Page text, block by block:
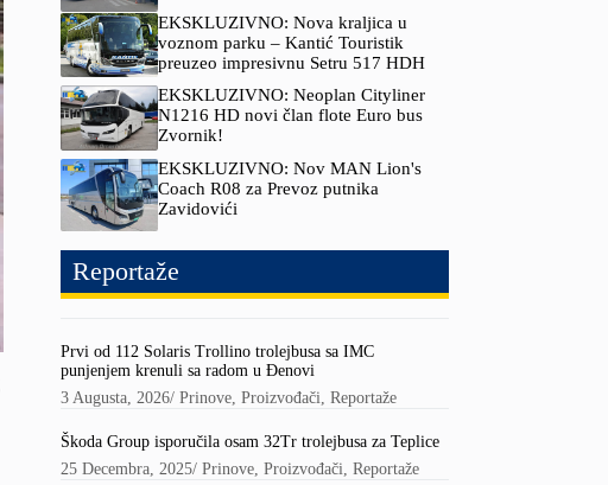
EKSKLUZIVNO: Nova kraljica u
voznom parku – Kantić Touristik
preuzeo impresivnu Setru 517 HDH
EKSKLUZIVNO: Neoplan Cityliner
N1216 HD novi član flote Euro bus
Zvornik!
EKSKLUZIVNO: Nov MAN Lion's
Coach R08 za Prevoz putnika
Zavidovići
Reportaže
Prvi od 112 Solaris Trollino trolejbusa sa IMC
punjenjem krenuli sa radom u Đenovi
3 Augusta, 2026/Prinove,Proizvođači,Reportaže
Škoda Group isporučila osam 32Tr trolejbusa za Teplice
25 Decembra, 2025/Prinove,Proizvođači,Reportaže